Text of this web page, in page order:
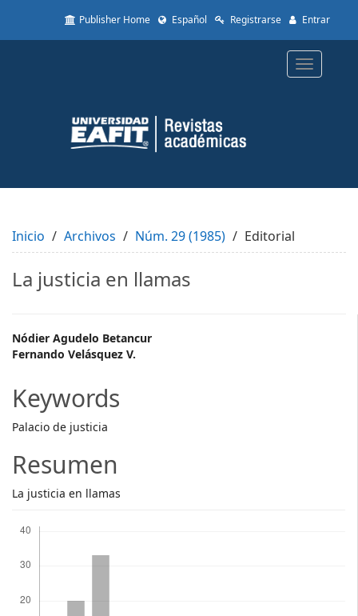
to
Content
Sidebar
Publisher Home Español Registrarse Entrar
Toggle
Inicio Archivos Núm. 29 (1985) Editorial
La justicia en llamas
Main
Article
Content
Nódier Agudelo Betancur
Fernando Velásquez V.
Keywords
Palacio de justicia
Resumen
La justicia en llamas